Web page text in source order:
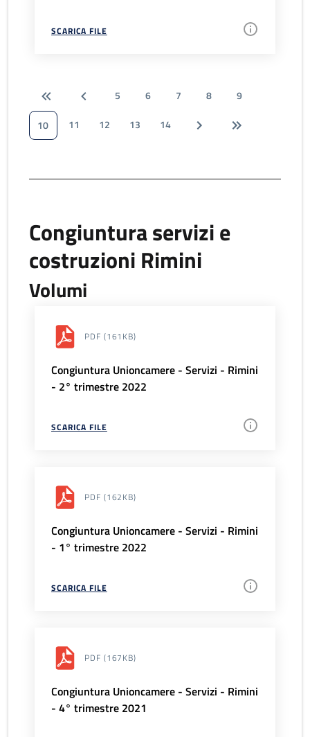
SCARICA FILE
5 6 7 8
9
10
11 12 13 14
Congiuntura servizi e
costruzioni Rimini
Volumi
PDF (161KB)
Congiuntura Unioncamere - Servizi - Rimini
- 2° trimestre 2022
SCARICA FILE
PDF (162KB)
Congiuntura Unioncamere - Servizi - Rimini
- 1° trimestre 2022
SCARICA FILE
PDF (167KB)
Congiuntura Unioncamere - Servizi - Rimini
- 4° trimestre 2021